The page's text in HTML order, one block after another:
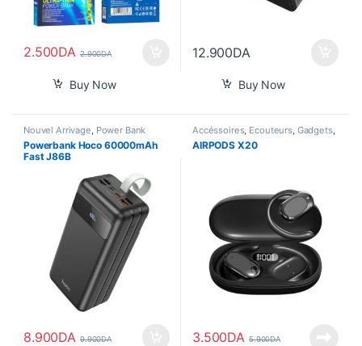
2.500DA 2.900DA
Buy Now
12.900DA
Buy Now
Nouvel Arrivage Power Bank
Powerbank Hoco 60000mAh
Fast J86B
8.900DA 9.900DA
Accéssoires, Écouteurs, Gadgets,
Son
AIRPODS X20
3.500DA 5.900DA